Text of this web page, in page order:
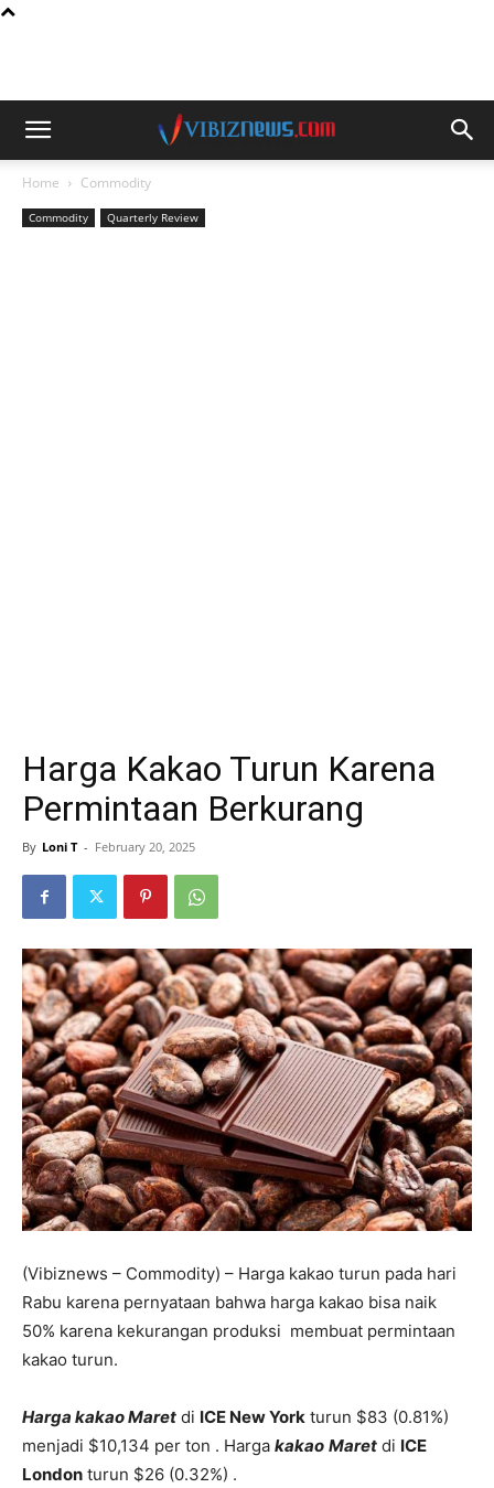
Home Commodity
Commodity Quarterly Review
Harga Kakao Turun Karena
Permintaan Berkurang
By Loni T - February 20, 2025
(Vibiznews – Commodity) – Harga kakao turun pada hari
Rabu karena pernyataan bahwa harga kakao bisa naik
50% karena kekurangan produksi membuat permintaan
kakao turun.
Harga kakao Maret di ICE New York turun $83 (0.81%)
menjadi $10,134 per ton . Harga kakao Maret di ICE
London turun $26 (0.32%) .